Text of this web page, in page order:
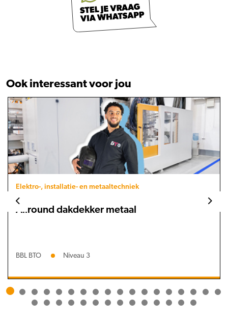
Ook interessant voor jou
Elektro-, installatie- en metaaltechniek
Allround dakdekker metaal
BBL BTO Niveau 3